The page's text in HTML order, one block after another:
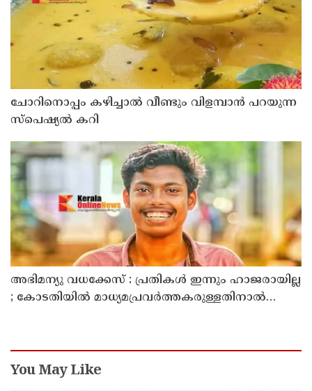
ചോറിനൊപ്പം കഴിച്ചാൽ വീണ്ടും വിളമ്പാൻ പറയുന്ന
സ്പെഷ്യൽ കറി
അഭിമന്യു വധക്കേസ് : പ്രതികൾ ഇന്നും ഹാജരായില്ല
; കോടതിയിൽ മാധ്യമപ്രവർത്തകരുള്ളതിനാൽ
You May Like